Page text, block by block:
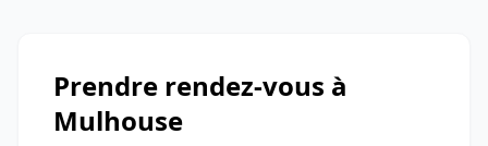
Prendre rendez-vous à
Mulhouse